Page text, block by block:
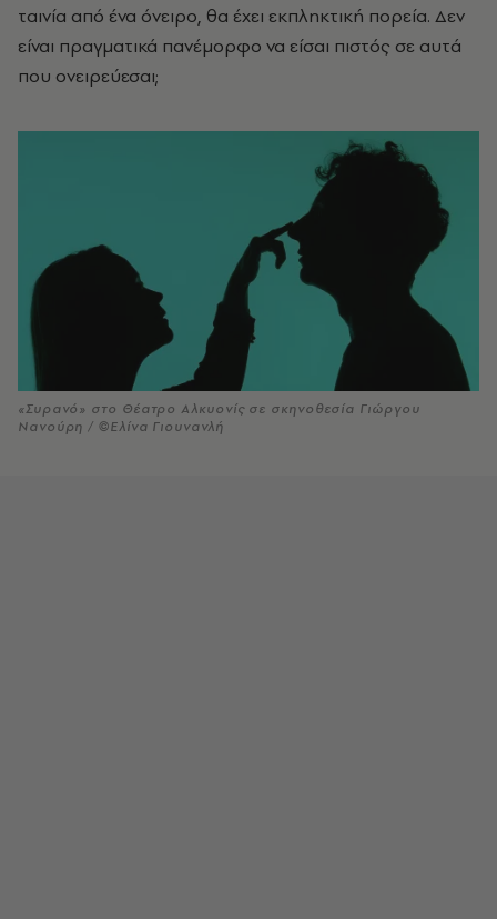
ταινία από ένα όνειρο, θα έχει εκπληκτική πορεία. Δεν
είναι πραγματικά πανέμορφο να είσαι πιστός σε αυτά
που ονειρεύεσαι;
«Συρανό» στο Θέατρο Αλκυονίς σε σκηνοθεσία Γιώργου
Νανούρη / ©Ελίνα Γιουνανλή